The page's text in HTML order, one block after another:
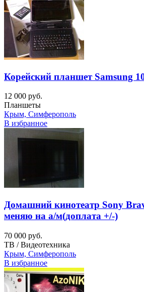
Корейский планшет Samsung
12 000 руб.
Планшеты
Крым, Симферополь
В избранное
Домашний кинотеатр Sony
меняю на а/м(доплата +/-)
70 000 руб.
ТВ / Видеотехника
Крым, Симферополь
В избранное